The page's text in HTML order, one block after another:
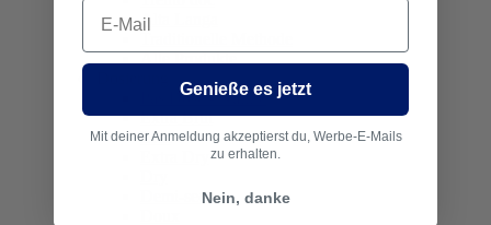
Alta Langa
Alle Produkte
Pas Dosé - Nature
Extra Brut
Brut
Demi-sec
Email
Genieße es jetzt
Mit deiner Anmeldung akzeptierst du, Werbe-E-Mails
zu erhalten.
Nein, danke